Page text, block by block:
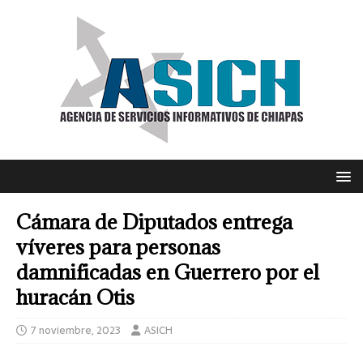
Cámara de Diputados entrega
víveres para personas
damnificadas en Guerrero por el
huracán Otis
7 noviembre, 2023 ASICH